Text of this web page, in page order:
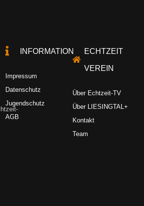
INFORMATION
Impressum
Datenschutz
Jugendschutz
AGB
ECHTZEIT
VEREIN
Über Echtzeit-TV
Über LIESINGTAL+
Kontakt
Team